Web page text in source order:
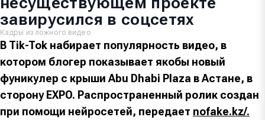
завирусился в соцсетях
Кадры из ложного видео
В Тik-Tok набирает популярность видео, в
котором блогер показывает якобы новый
фуникулер с крыши Abu Dhabi Plaza в Астане, в
сторону EXPO. Распространенный ролик создан
при помощи нейросетей, передает nofake.kz/.